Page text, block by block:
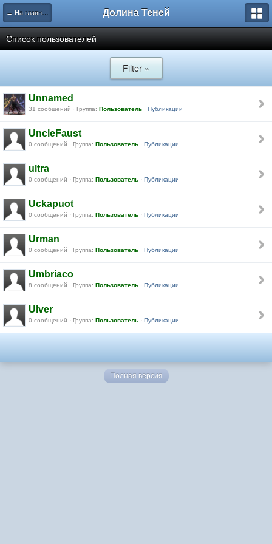
← На главную Долина Теней
Список пользователей
Filter »
Unnamed
31 сообщений · Группа: Пользователь · Публикации
UncleFaust
0 сообщений · Группа: Пользователь · Публикации
ultra
0 сообщений · Группа: Пользователь · Публикации
Uckapuot
0 сообщений · Группа: Пользователь · Публикации
Urman
0 сообщений · Группа: Пользователь · Публикации
Umbriaco
8 сообщений · Группа: Пользователь · Публикации
Ulver
0 сообщений · Группа: Пользователь · Публикации
Полная версия